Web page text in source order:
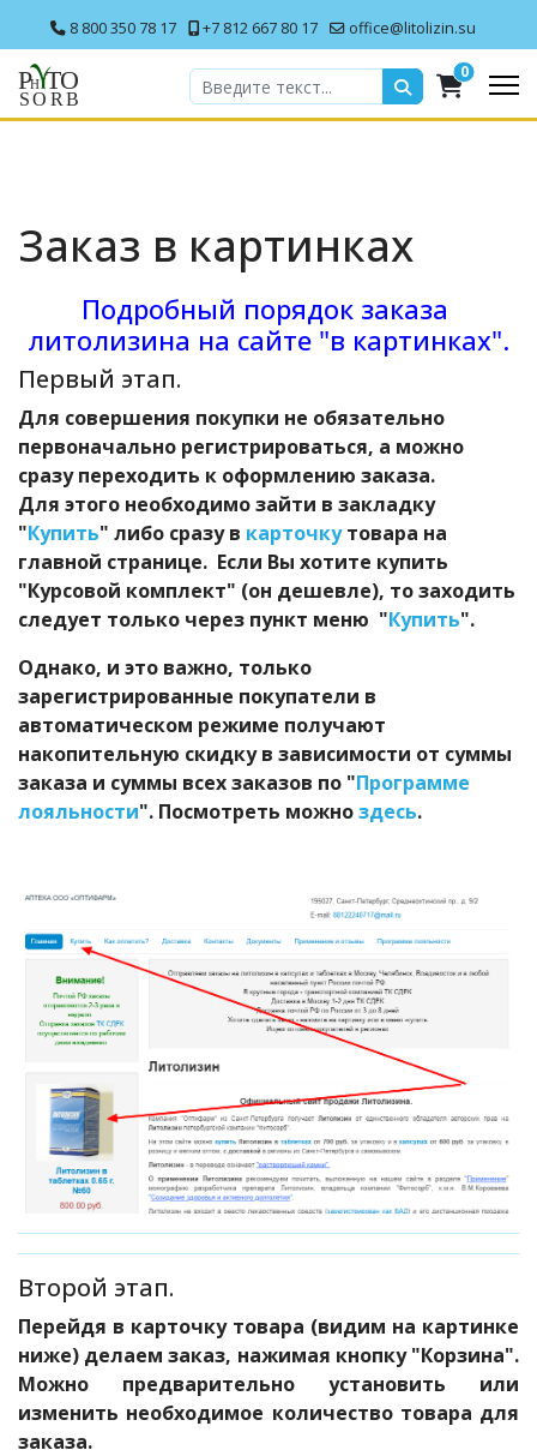
8 800 350 78 17 +7 812 667 80 17 office@litolizin.su
0
Заказ в картинках
Подробный порядок заказа
литолизина на сайте "в картинках".
Первый этап.
Для совершения покупки не обязательно
первоначально регистрироваться, а можно
сразу переходить к оформлению заказа.
Для этого необходимо зайти в закладку
"Купить" либо сразу в карточкутовара на
главной странице. Если Вы хотите купить
"Курсовой комплект" (он дешевле), то заходить
следует только через пункт меню "Купить".
Однако, и это важно, только
зарегистрированные покупатели в
автоматическом режиме получают
накопительную скидку в зависимости от суммы
заказа и суммы всех заказов по "Программе
лояльности". Посмотреть можноздесь.
Второй этап.
Перейдя в карточку товара (видим на картинке
ниже) делаем заказ, нажимая кнопку "Корзина".
Можно предварительно установить или
изменить необходимое количество товара для
заказа.